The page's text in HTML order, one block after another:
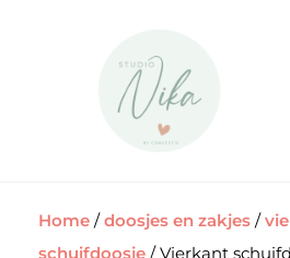
Home /doosjes en zakjes /
schuifdoosje / Vierkant